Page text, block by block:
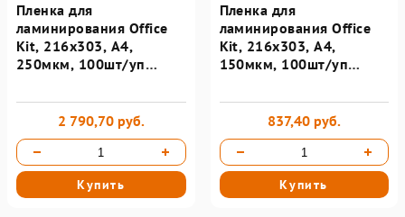
Пленка для
ламинирования Office
Kit, 216х303, А4,
250мкм, 100шт/уп
2 790,70 руб.
Купить
Пленка для
ламинирования Office
Kit, 216х303, А4,
150мкм, 100шт/уп
837,40 руб.
Купить